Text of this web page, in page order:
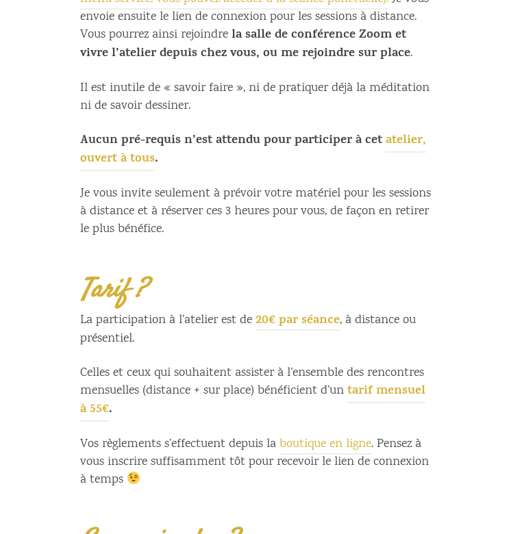
envoie ensuite le lien de connexion pour les sessions à distance.
Vous pourrez ainsi rejoindrela salle de conférence Zoom et
vivre l’atelier depuis chez vous, ou me rejoindre surplace.
Il est inutile de « savoir faire », ni de pratiquer déjà la méditation
ni de savoir dessiner.
Aucun pré-requis n’est attendu pour participer à cetatelier,
ouvert à tous.
Je vous invite seulement à prévoir votre matériel pour les sessions
à distance et à réserver ces 3 heures pour vous, de façon en retirer
le plus bénéfice.
Tarif ?
La participation à l’atelier est de20€ par séance, à distance ou
présentiel.
Celles et ceux qui souhaitent assister à l’ensemble des rencontres
mensuelles (distance + sur place) bénéficient d’untarif mensuel
à 55€.
Vos règlements s’effectuent depuis laboutique en ligne. Pensez à
vous inscrire suffisamment tôt pour recevoir le lien de connexion
à temps